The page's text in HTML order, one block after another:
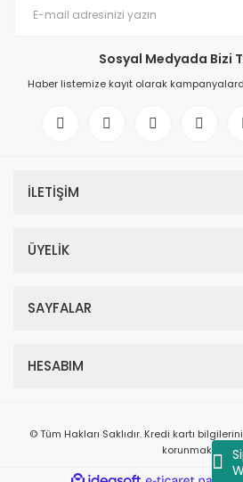
Sosyal Medyada Bizi
Haber listemize kayıt olarak
İLETİŞİM
ÜYELİK
SAYFALAR
HESABIM
© Tüm Hakları Saklıdır. Kredi kartı
korunmaktadır.